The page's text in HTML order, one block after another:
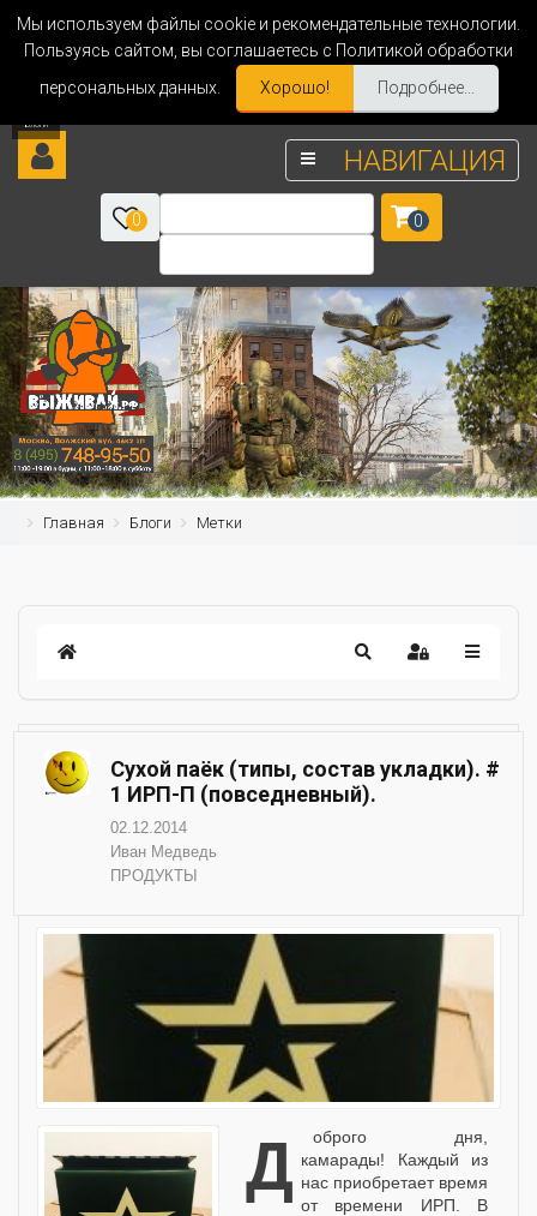
Мы используем файлы cookie и рекомендательные технологии.
Пользуясь сайтом, вы соглашаетесь с Политикой обработки
персональных данных.
Хорошо! Подробнее...
НАВИГАЦИЯ
0 0
Главная Блоги Метки
Сухой паёк (типы, состав укладки). #
1 ИРП-П (повседневный).
02.12.2014
Иван Медведь
ПРОДУКТЫ
Доброго дня, камарады! Каждый из
нас приобретает время
от времени ИРП. В